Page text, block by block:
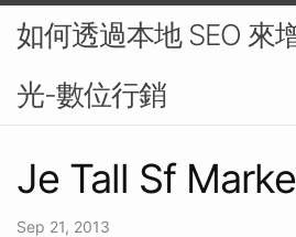
如何透過本地 SEO 來
光-數位行銷
Je Tall Sf
Sep 21, 2013